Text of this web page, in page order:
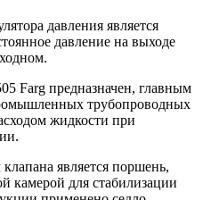
давления является
давление на выходе
Farg предназначен, главным
трубопроводных
жидкости при
является поршень,
камерой для стабилизации